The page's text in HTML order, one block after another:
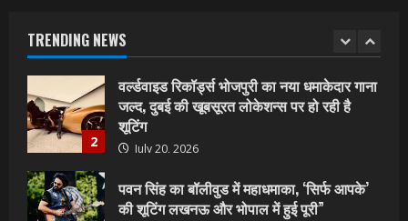
TRENDING NEWS
2
शूटिंग
July 20, 2026
3
पवन सिंह का बॉलीवुड में महाधमाका, ‘सिर्फ आपके’
की शूटिंग लखनऊ और भोपाल में हुई पूरी”
July 16, 2026
नेहा म्यूजिक वर्ल्ड पर रिलीज हुआ भोजपुरी गीत
जिंदगी जियल छोड़ देहब, दर्शकों का मिल रहा भरपूर